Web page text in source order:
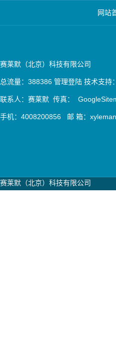
网站
赛莱默（北京）科技有限公司
总流量：388386 管理登陆 技术支持：
联系人：赛莱默 传真：
手机：4008200856 邮 箱：
赛莱默（北京）科技有限公司